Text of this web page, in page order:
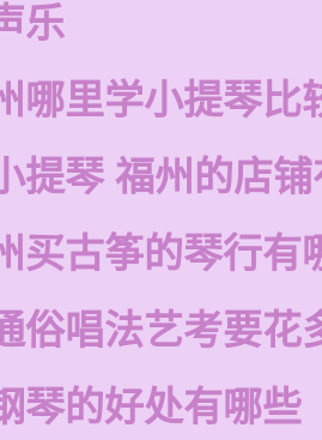
乐
哪里学小提琴比
提琴 福州的店
买古筝的琴行有
俗唱法艺考要花
琴的好处有哪些